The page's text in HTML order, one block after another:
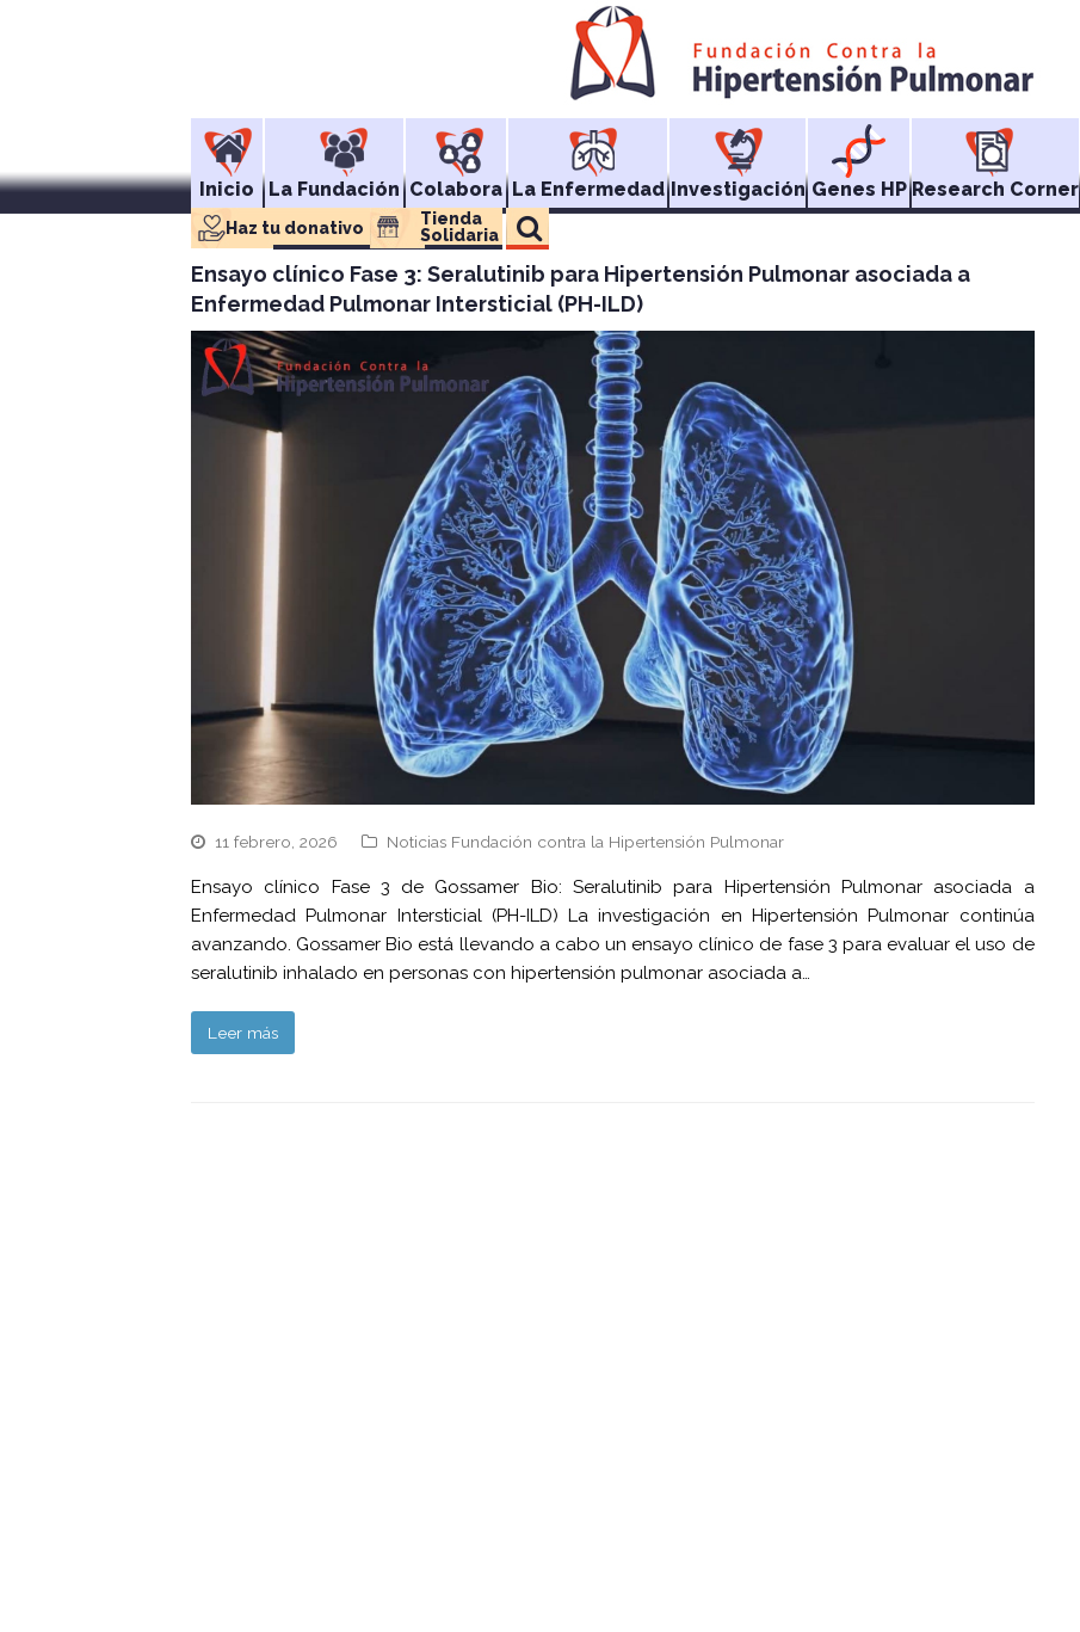
Inicio La Fundación Colabora La Enfermedad Investigación Genes HP Research Corner
Haz tu donativo
Tienda
Solidaria
Ensayo clínico Fase 3: Seralutinib para Hipertensión Pulmonar asociada a
Enfermedad Pulmonar Intersticial (PH-ILD)
11 febrero, 2026 Noticias Fundación contra la Hipertensión Pulmonar
Ensayo clínico Fase 3 de Gossamer Bio: Seralutinib para Hipertensión Pulmonar asociada a
Enfermedad Pulmonar Intersticial (PH-ILD) La investigación en Hipertensión Pulmonar continúa
avanzando. Gossamer Bio está llevando a cabo un ensayo clínico de fase 3 para evaluar el uso de
seralutinib inhalado en personas con hipertensión pulmonar asociada a…
Leer más